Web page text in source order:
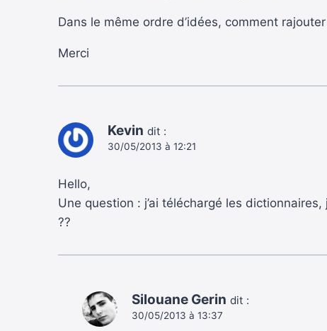
Dans le même ordre d’idées, comment
Merci
Kevin dit :
30/05/2013 à 12:21
Hello,
Une question : j’ai téléchargé les
??
Silouane Gerin dit :
30/05/2013 à 13:37